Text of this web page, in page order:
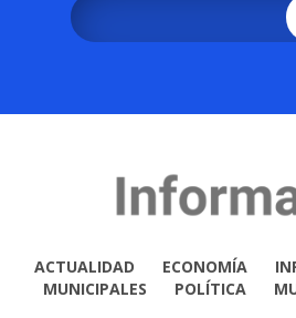
ACTUALIDAD ECONOMÍA
MUNICIPALES
POLÍTICA